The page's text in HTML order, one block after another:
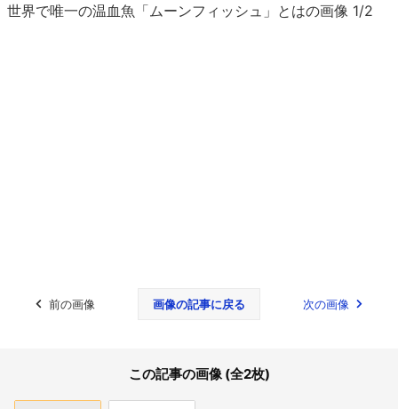
世界で唯一の温血魚「ムーンフィッシュ」とはの画像 1/2
前の画像 画像の記事に戻る 次の画像
この記事の画像 (全2枚)